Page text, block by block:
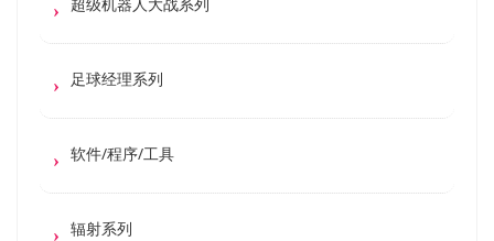
足球经理系列
软件/程序/工具
辐射系列